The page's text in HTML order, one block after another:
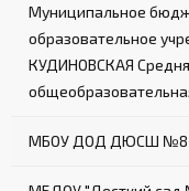
Муниципальное
образовательное
КУДИНОВСКАЯ
МБОУ ДОД ДЮСШ №8